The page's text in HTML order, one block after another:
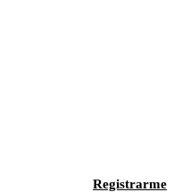
Registrarme